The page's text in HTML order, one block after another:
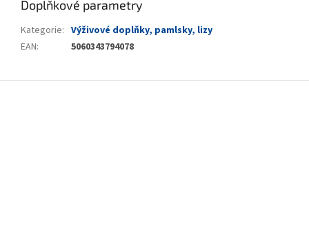
Doplňkové parametry
Kategorie: Výživové doplňky, pamlsky, lizy
EAN: 5060343794078